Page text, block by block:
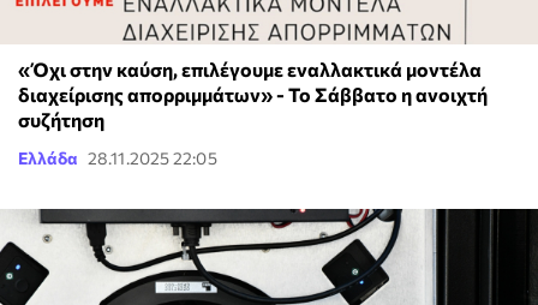
«Όχι στην καύση, επιλέγουμε εναλλακτικά μοντέλα
διαχείρισης απορριμμάτων» - Το Σάββατο η ανοιχτή
συζήτηση
Ελλάδα 28.11.2025 22:05